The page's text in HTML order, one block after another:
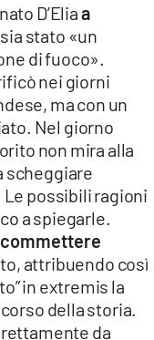
D’Eliaa
stato «un
di fuoco».
nei giorni
ma con un
Nel giorno
non mira alla
scheggiare
Le possibili ragioni
a spiegarle.
commettere
attribuendo così
in extremis la
della storia.
da